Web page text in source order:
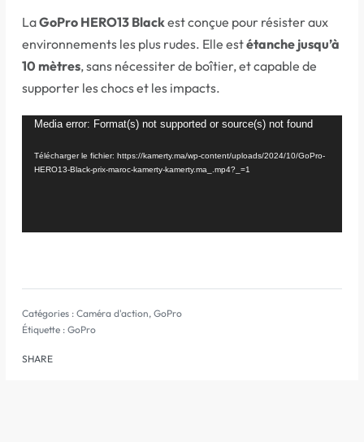
LaGoPro HERO13 Blackest conçue pour résister aux
environnements les plus rudes. Elle estétanche jusqu’à
10 mètres, sans nécessiter de boîtier, et capable de
supporter les chocs et les impacts.
Lecteur
Media error: Format(s) not supported or source(s) not found
Télécharger le fichier: https://kamerty.ma/wp-content/uploads/2024/10/GoPro-
HERO13-Black-prix-maroc-kamerty-kamerty.ma_.mp4?_=1
Catégories : Caméra d'action, GoPro
Étiquette : GoPro
SHARE